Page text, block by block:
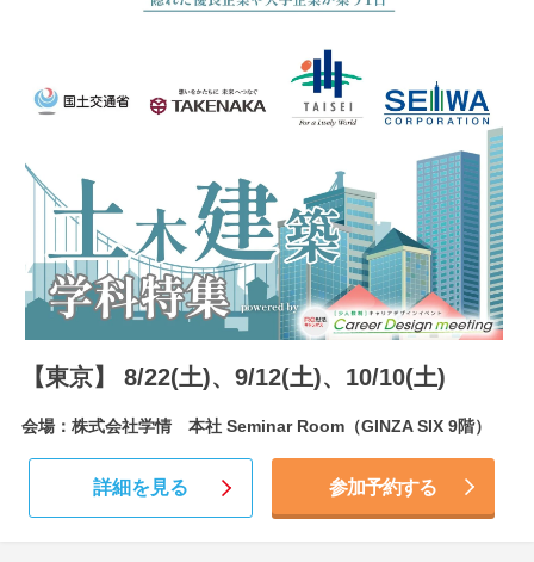
【東京】 8/22(土)、9/12(土)、10/10(土)
会場：株式会社学情 本社 Seminar Room（GINZA SIX 9階）
詳細を見る 参加予約する